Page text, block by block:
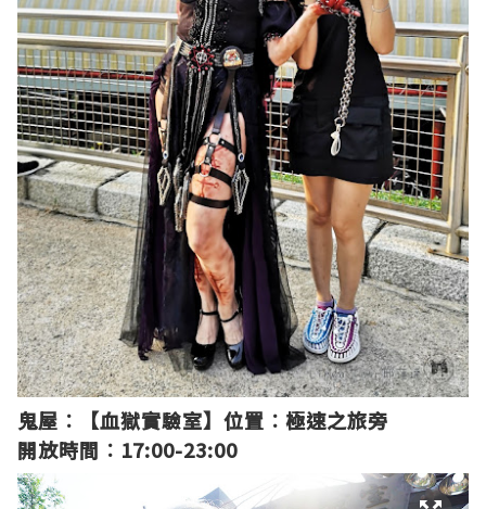
鬼屋︰【血獄實驗室】 位置︰極速之旅旁
開放時間︰17:00-23:00